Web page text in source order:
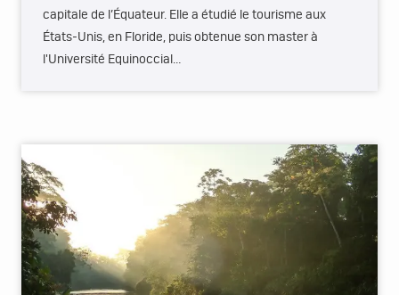
capitale de l’Équateur. Elle a étudié le tourisme aux
États-Unis, en Floride, puis obtenue son master à
l'Université Equinoccial…